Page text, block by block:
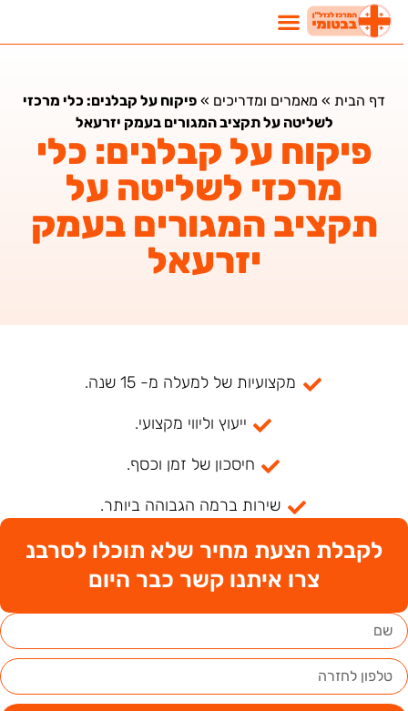
דף הבית»מאמרים ומדריכים»פיקוח על קבלנים: כלי מרכזי
לשליטה על תקציב המגורים בעמק יזרעאל
פיקוח על קבלנים: כלי
מרכזי לשליטה על
תקציב המגורים בעמק
יזרעאל
מקצועיות של למעלה מ- 15 שנה.
ייעוץ וליווי מקצועי.
חיסכון של זמן וכסף.
שירות ברמה הגבוהה ביותר.
לקבלת הצעת מחיר שלא תוכלו לסרבנ
צרו איתנו קשר כבר היום